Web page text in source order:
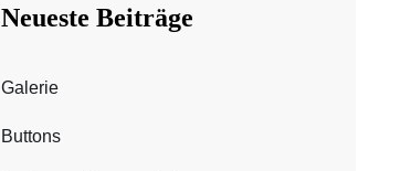
Neueste Beiträge
Galerie
Buttons